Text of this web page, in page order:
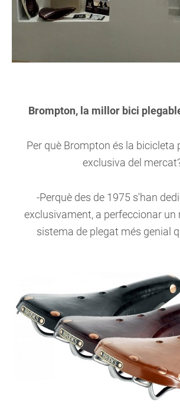
Brompton, la millor bici
Per què Brompton és la bicicleta
exclusiva del
-Perquè des de 1975 s'han
exclusivament, a perfeccionar un
sistema de plegat més genial